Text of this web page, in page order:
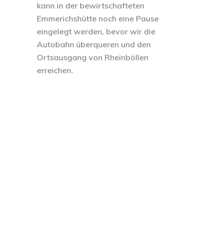
kann in der bewirtschafteten
Emmerichshütte noch eine Pause
eingelegt werden, bevor wir die
Autobahn überqueren und den
Ortsausgang von Rheinböllen
erreichen.